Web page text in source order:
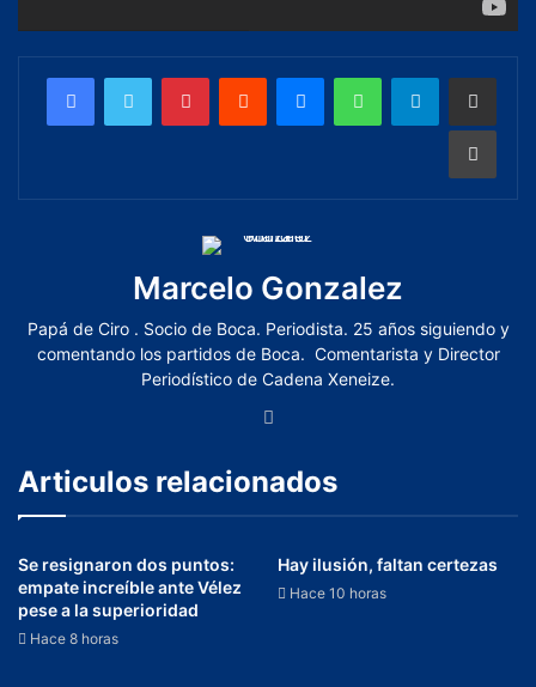
Marcelo Gonzalez
Papá de Ciro . Socio de Boca. Periodista. 25 años siguiendo y
comentando los partidos de Boca. Comentarista y Director
Periodístico de Cadena Xeneize.
Articulos relacionados
Se resignaron dos puntos:
empate increíble ante Vélez
pese a la superioridad
Hace 8 horas
Hay ilusión, faltan certezas
Hace 10 horas